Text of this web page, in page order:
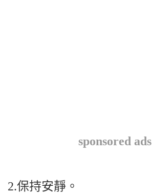
sponsored ads
2.保持安靜。